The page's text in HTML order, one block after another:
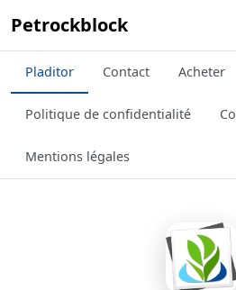
Petrockblock
Pladitor Contact Acheter
Politique de confidentialité
Mentions légales